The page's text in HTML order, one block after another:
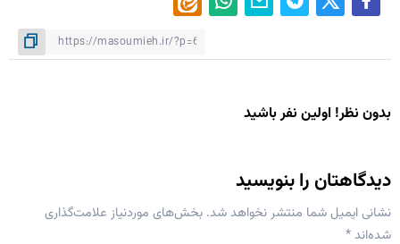
بدون نظر! اولین نفر باشید
دیدگاهتان را بنویسید
نشانی ایمیل شما منتشر نخواهد شد. بخش‌های موردنیاز علامت‌گذاری
شده‌اند*